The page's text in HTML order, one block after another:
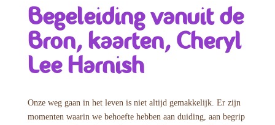
Begeleiding vanuit de
Bron, kaarten, Cheryl
Lee Harnish
Onze weg gaan in het leven is niet altijd gemakkelijk. Er zijn
momenten waarin we behoefte hebben aan duiding, aan begrip